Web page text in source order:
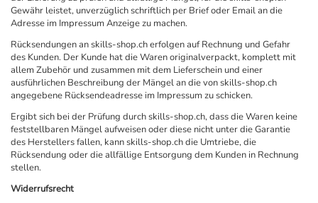
Gewähr leistet, unverzüglich schriftlich per Brief oder Email an die
Adresse im Impressum Anzeige zu machen.
Rücksendungen an skills-shop.ch erfolgen auf Rechnung und Gefahr
des Kunden. Der Kunde hat die Waren originalverpackt, komplett mit
allem Zubehör und zusammen mit dem Lieferschein und einer
ausführlichen Beschreibung der Mängel an die von skills-shop.ch
angegebene Rücksendeadresse im Impressum zu schicken.
Ergibt sich bei der Prüfung durch skills-shop.ch, dass die Waren keine
feststellbaren Mängel aufweisen oder diese nicht unter die Garantie
des Herstellers fallen, kann skills-shop.ch die Umtriebe, die
Rücksendung oder die allfällige Entsorgung dem Kunden in Rechnung
stellen.
Widerrufsrecht